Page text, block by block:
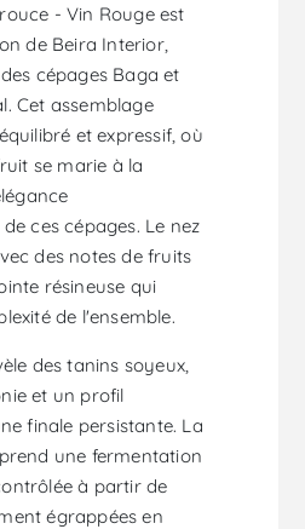
- Vin Rouge est
de Beira Interior,
cépages Baga et
Cet assemblage
et expressif, où
se marie à la
ces cépages. Le nez
des notes de fruits
résineuse qui
de l'ensemble.
des tanins soyeux,
et un profil
finale persistante. La
une fermentation
à partir de
égrappées en